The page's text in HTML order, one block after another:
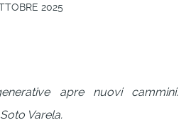
2025
apre nuovi cammini.
Varela.